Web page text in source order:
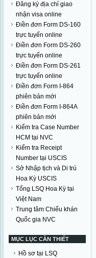
Đăng ký địa chỉ giao
nhận visa online
Điền đơn Form DS-160
trực tuyến online
Điền đơn Form DS-260
trực tuyến online
Điền đơn Form DS-261
trực tuyến online
Điền đơn Form I-864
phiên bản mới
Điền đơn Form I-864A
phiên bản mới
Kiểm tra Case Number
HCM tại NVC
Kiểm tra Receipt
Number tại USCIS
Sở Nhập tịch và Di trú
Hoa Kỳ USCIS
Tổng LSQ Hoa Kỳ tại
Việt Nam
Trung tâm Chiếu khán
Quốc gia NVC
MỤC LỤC CẦN THIẾT
Hồ sơ tại LSQ